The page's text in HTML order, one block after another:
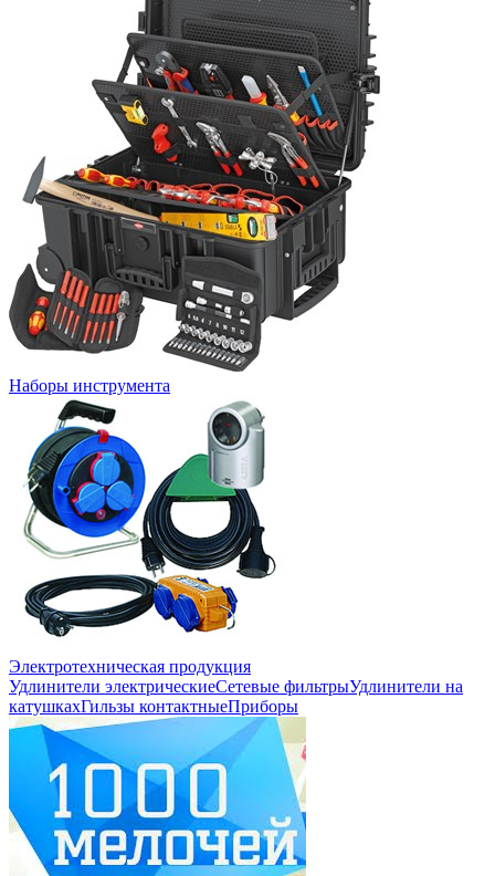
Наборы инструмента
Электротехническая продукция
Удлинители электрическиеСетевые фильтрыУдлинители на
катушкахГильзы контактныеПриборы